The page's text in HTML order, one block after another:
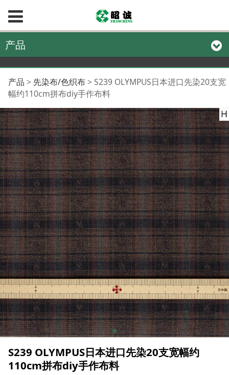
产品
S239 OLYMPUS日本进
口先染20支宽幅约
110cm拼布diy手作布
料
产品 > 先染布/色织布> S239 OLYMPUS日本进口先染20支宽
幅约110cm拼布diy手作布料
S239 OLYMPUS日本进口先染20支宽幅约
110cm拼布diy手作布料